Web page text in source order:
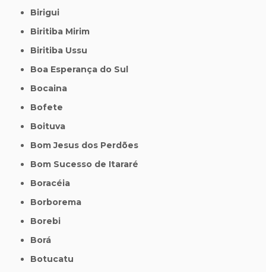
Birigui
Biritiba Mirim
Biritiba Ussu
Boa Esperança do Sul
Bocaina
Bofete
Boituva
Bom Jesus dos Perdões
Bom Sucesso de Itararé
Boracéia
Borborema
Borebi
Borá
Botucatu